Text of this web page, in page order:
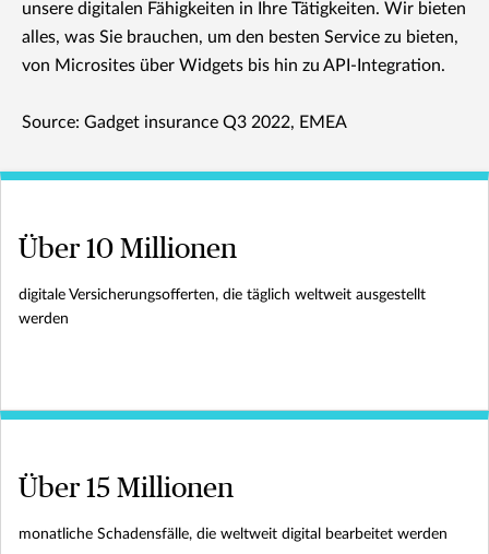
unsere digitalen Fähigkeiten in Ihre Tätigkeiten. Wir bieten
alles, was Sie brauchen, um den besten Service zu bieten,
von Microsites über Widgets bis hin zu API-Integration.
Source: Gadget insurance Q3 2022, EMEA
Über 10 Millionen
digitale Versicherungsofferten, die täglich weltweit ausgestellt
werden
Über 15 Millionen
monatliche Schadensfälle, die weltweit digital bearbeitet werden